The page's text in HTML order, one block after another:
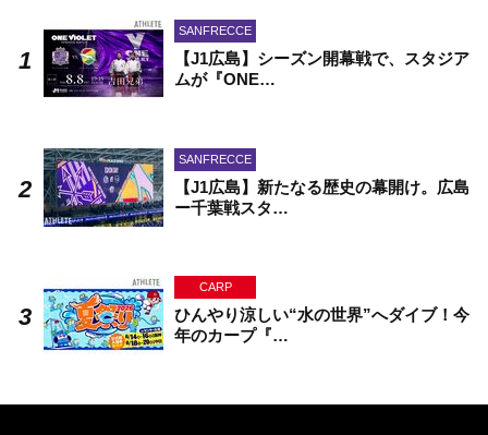
SANFRECCE
【J1広島】シーズン開幕戦で、スタジア
ムが『ONE…
SANFRECCE
【J1広島】新たなる歴史の幕開け。広島
ー千葉戦スタ…
CARP
ひんやり涼しい“水の世界”へダイブ！今
年のカープ『…